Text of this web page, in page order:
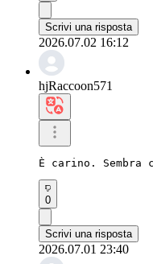
Scrivi una risposta
2026.07.02 16:12
hjRaccoon571
È carino.
0
Scrivi una risposta
2026.07.01 23:40